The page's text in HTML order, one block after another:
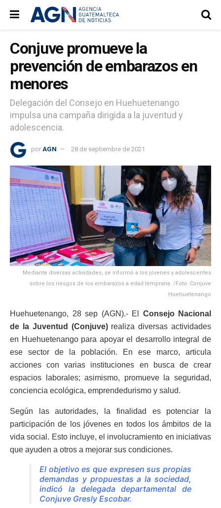
Conjuve promueve la
prevención de embarazos en
menores
Delegación del Consejo en Huehuetenango
impulsa una campaña dirigida a la juventud y
adolescencia.
por AGN 28 de septiembre de 2021
Mediante diversas actividades, se informó a los jóvenes y adolescentes
sobre los riesgos de los embarazos a edad temprana. /Foto: Conjuve
Huehuetenango
Huehuetenango, 28 sep (AGN).- El Consejo Nacional
de la Juventud (Conjuve)realiza diversas actividades
en Huehuetenango para apoyar el desarrollo integral de
ese sector de la población. En ese marco, articula
acciones con varias instituciones en busca de crear
espacios laborales; asimismo, promueve la seguridad,
conciencia ecológica, emprendedurismo y salud.
Según las autoridades, la finalidad es potenciar la
participación de los jóvenes en todos los ámbitos de la
vida social. Esto incluye, el involucramiento en iniciativas
que ayuden a otros a mejorar sus condiciones.
El objetivo es que expresen sus propias
demandas y propuestas a la sociedad,
indicó la delegada departamental de
Conjuve Gresly Escobar.